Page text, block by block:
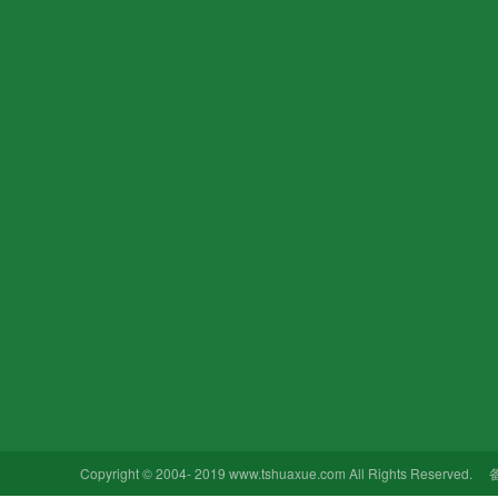
触变润滑剂
Copyright © 2004- 2019 www.tshuaxue.com All Rights Reserved.